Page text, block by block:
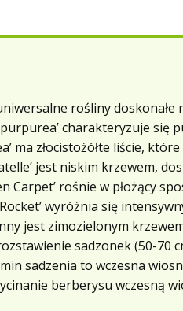
rośliny doskonałe
charakteryzuje się
ma złocistożółte liście,
jest niskim krzewem,
Carpet’ rośnie w płożący
Rocket’ wyróżnia się
jest zimozielonym
sadzonek (50-70
sadzenia to wczesna
berberysu wczesną